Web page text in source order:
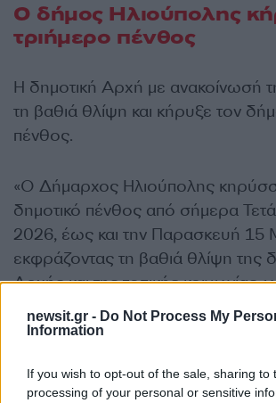
newsit.gr - Do Not Process My
Information
If you wish to opt-out of the sale, sharing to
processing of your personal or sensitive
Ο δήμος Ηλιούπολης
τριήμερο πένθος
Η δημοτική Αρχή με ανακοίνωσή
τη βαθιά θλίψη και κήρυξε τον
πένθος.
«Ο Δήμαρχος Ηλιούπολης
δημοτικό πένθος από σήμερα
2026, έως και την Παρασκευή 15
εκφράζοντας τη βαθιά θλίψη της
Αρχής και της τοπικής κοινωνίας
ένδειξη τιμής, σεβασμού και
τον πρόωρο θάνατο της 17χρονης
ανακοίνωση.